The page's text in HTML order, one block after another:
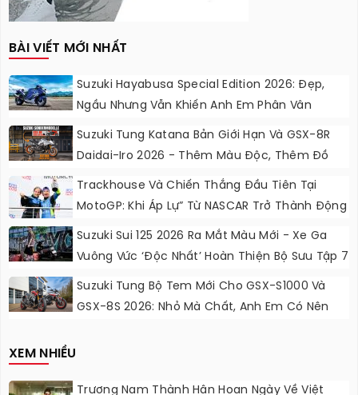
BÀI VIẾT MỚI NHẤT
Suzuki Hayabusa Special Edition 2026: Đẹp,
Ngầu Nhưng Vẫn Khiến Anh Em Phân Vân
Suzuki Tung Katana Bản Giới Hạn Và GSX-8R
Daidai-Iro 2026 - Thêm Màu Độc, Thêm Đồ
Chơi, Thêm Cá Tính
Trackhouse Và Chiến Thắng Đầu Tiên Tại
MotoGP: Khi Áp Lự” Từ NASCAR Trở Thành Động
Lực Ngọt Ngào
Suzuki Sui 125 2026 Ra Mắt Màu Mới - Xe Ga
Vuông Vức ‘độc Nhất’ Hoàn Thiện Bộ Sưu Tập 7
Sắc Cầu Vồng
Suzuki Tung Bộ Tem Mới Cho GSX-S1000 Và
GSX-8S 2026: Nhỏ Mà Chất, Anh Em Có Nên
XEM NHIỀU
Trương Nam Thành Hân Hoan Ngày Về Việt